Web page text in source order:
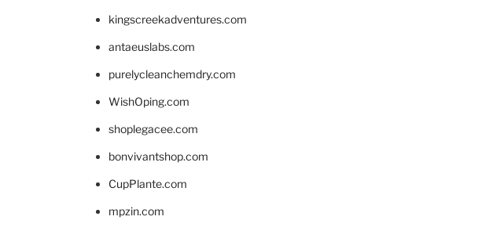
kingscreekadventures.com
antaeuslabs.com
purelycleanchemdry.com
WishOping.com
shoplegacee.com
bonvivantshop.com
CupPlante.com
mpzin.com